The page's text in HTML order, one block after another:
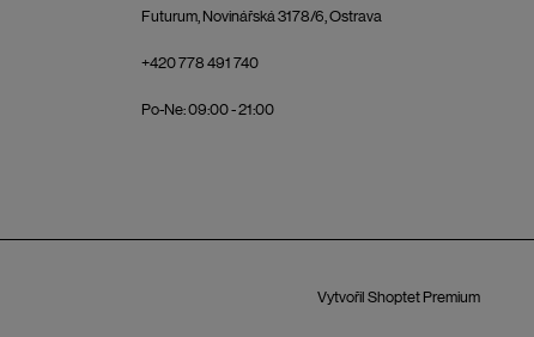
Futurum, Novinářská 3178/6, Ostrava
+420 778 491 740
Po-Ne: 09:00 - 21:00
Vytvořil Shoptet Premium